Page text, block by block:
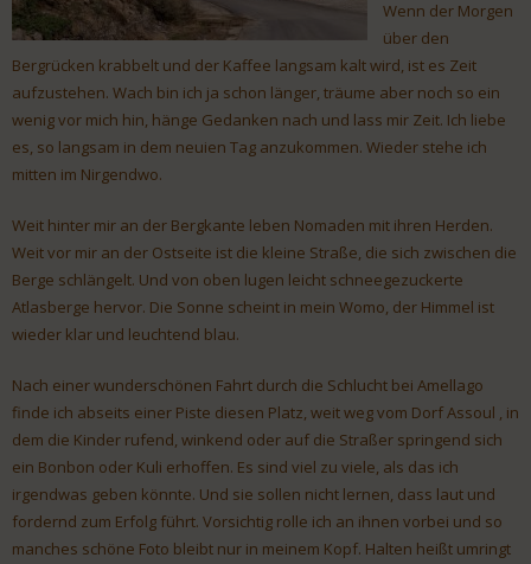
Wenn der Morgen
über den
Bergrücken krabbelt und der Kaffee langsam kalt wird, ist es Zeit
aufzustehen. Wach bin ich ja schon länger, träume aber noch so ein
wenig vor mich hin, hänge Gedanken nach und lass mir Zeit. Ich liebe
es, so langsam in dem neuien Tag anzukommen. Wieder stehe ich
mitten im Nirgendwo.
Weit hinter mir an der Bergkante leben Nomaden mit ihren Herden.
Weit vor mir an der Ostseite ist die kleine Straße, die sich zwischen die
Berge schlängelt. Und von oben lugen leicht schneegezuckerte
Atlasberge hervor. Die Sonne scheint in mein Womo, der Himmel ist
wieder klar und leuchtend blau.
Nach einer wunderschönen Fahrt durch die Schlucht bei Amellago
finde ich abseits einer Piste diesen Platz, weit weg vom Dorf Assoul , in
dem die Kinder rufend, winkend oder auf die Straßer springend sich
ein Bonbon oder Kuli erhoffen. Es sind viel zu viele, als das ich
irgendwas geben könnte. Und sie sollen nicht lernen, dass laut und
fordernd zum Erfolg führt. Vorsichtig rolle ich an ihnen vorbei und so
manches schöne Foto bleibt nur in meinem Kopf. Halten heißt umringt